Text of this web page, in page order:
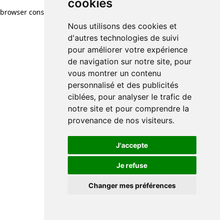
cookies
Nous utilisons des cookies et
d'autres technologies de suivi
pour améliorer votre expérience
de navigation sur notre site, pour
vous montrer un contenu
personnalisé et des publicités
ciblées, pour analyser le trafic de
notre site et pour comprendre la
provenance de nos visiteurs.
J'accepte
Je refuse
Changer mes préférences
browser console for more information)